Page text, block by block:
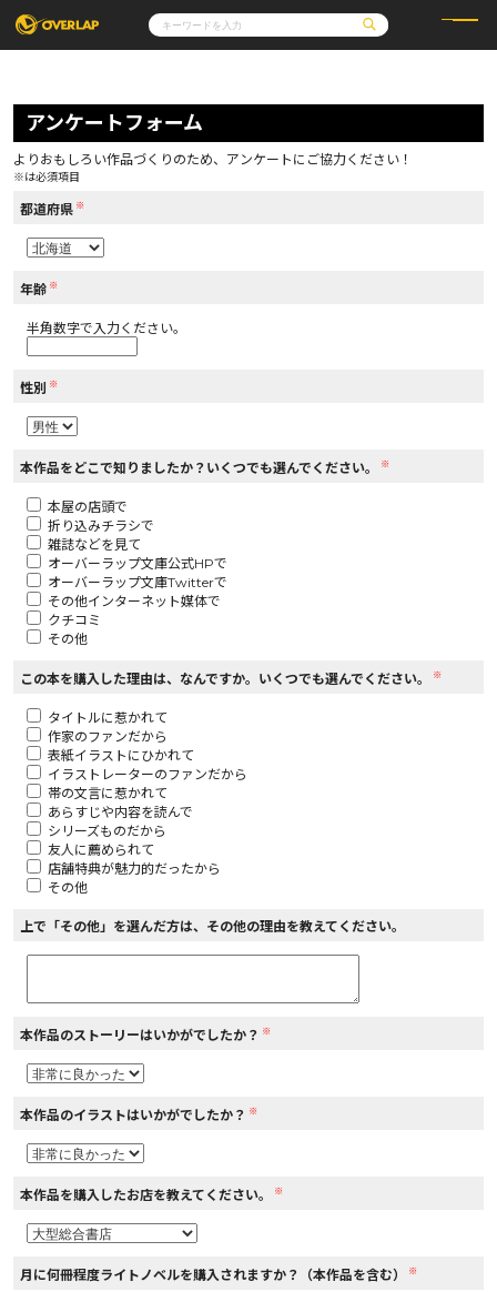
コミック
コミックガルド
コミッククリエ
LiQulle
ラブパルフェ
ライトノベル
ロサージュノベルス
その他
コミックエッセイ
通販・NEWS
OVERLAP STORE
アクセス
オーバーラップホールディングス
コミックパルフェ
閉じる
アンケートフォーム
よりおもしろい作品づくりのため、アンケートにご協力ください！
※は必須項目
都道府県 ※
年齢 ※
半角数字で入力ください。
性別 ※
本作品をどこで知りましたか？いくつでも選んでください。 ※
本屋の店頭で
折り込みチラシで
雑誌などを見て
オーバーラップ文庫公式HPで
オーバーラップ文庫Twitterで
その他インターネット媒体で
クチコミ
その他
この本を購入した理由は、なんですか。いくつでも選んでください。 ※
タイトルに惹かれて
作家のファンだから
表紙イラストにひかれて
イラストレーターのファンだから
帯の文言に惹かれて
あらすじや内容を読んで
シリーズものだから
友人に薦められて
店舗特典が魅力的だったから
その他
上で「その他」を選んだ方は、その他の理由を教えてください。
本作品のストーリーはいかがでしたか？ ※
本作品のイラストはいかがでしたか？ ※
本作品を購入したお店を教えてください。 ※
月に何冊程度ライトノベルを購入されますか？（本作品を含む） ※